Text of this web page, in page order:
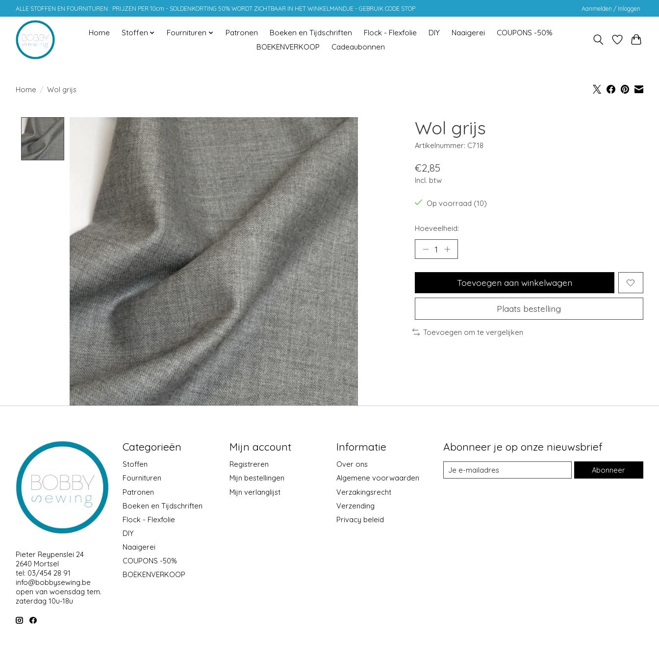
ALLE STOFFEN EN FOURNITUREN : PRIJZEN PER 10cm - SOLDENKORTING 50% WORDT ZICHTBAAR IN HET WINKELMANDJE - GEBRUIK CODE STOP Aanmelden / Inloggen
Home Stoffen Fournituren Patronen Boeken en Tijdschriften Flock - Flexfolie DIY Naaigerei
COUPONS -50%
BOEKENVERKOOP
Cadeaubonnen
Home / Wol grijs
Product image slideshow Items Wol grijs
Artikelnummer: C718
€2,85
Incl. btw
Op voorraad (10)
Hoeveelheid:
Toevoegen aan winkelwagen
Plaats bestelling
Toevoegen om te vergelijken
Pieter Reypenslei 24
2640 Mortsel
tel: 03/454 28 91
info@bobbysewing.be
open van woensdag tem.
zaterdag 10u-18u
Categorieën
Stoffen
Fournituren
Patronen
Boeken en Tijdschriften
Flock - Flexfolie
DIY
Naaigerei
COUPONS -50%
BOEKENVERKOOP
Mijn account
Registreren
Mijn bestellingen
Mijn verlanglijst
Informatie
Over ons
Algemene voorwaarden
Verzakingsrecht
Verzending
Privacy beleid
Abonneer je op onze nieuwsbrief
Abonneer